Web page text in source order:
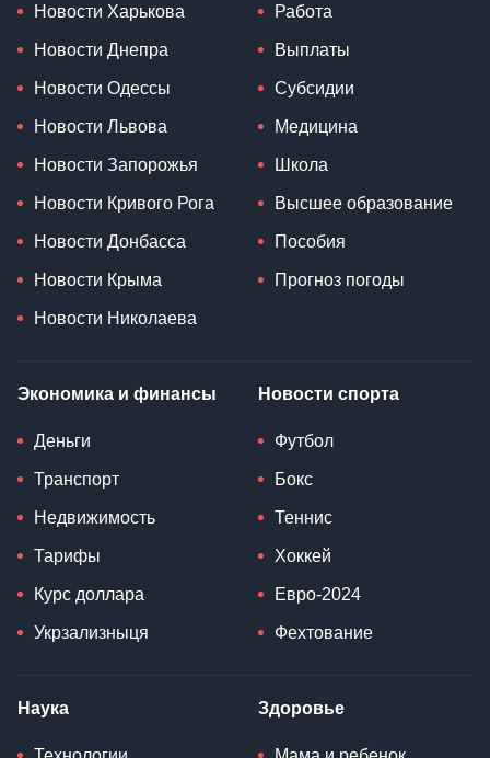
Новости Харькова
Новости Днепра
Новости Одессы
Новости Львова
Новости Запорожья
Новости Кривого Рога
Новости Донбасса
Новости Крыма
Новости Николаева
Работа
Выплаты
Субсидии
Медицина
Школа
Высшее образование
Пособия
Прогноз погоды
Экономика и финансы
Деньги
Транспорт
Недвижимость
Тарифы
Курс доллара
Укрзализныця
Новости спорта
Футбол
Бокс
Теннис
Хоккей
Евро-2024
Фехтование
Наука Здоровье